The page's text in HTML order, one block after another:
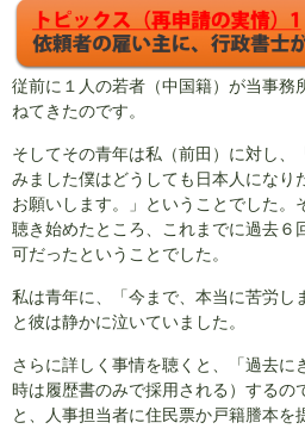
従前に１人の若者（中国籍）が当事務
ねてきたのです。
そしてその青年は私（前田）に対し、
みました僕はどうしても日本人になり
お願いします。」ということでした。
聴き始めたところ、これまでに過去６
可だったということでした。
私は青年に、「今まで、本当に苦労し
と彼は静かに泣いていました。
さらに詳しく事情を聴くと、「過去に
時は履歴書のみで採用される）するの
と、人事担当者に住民票か戸籍謄本を